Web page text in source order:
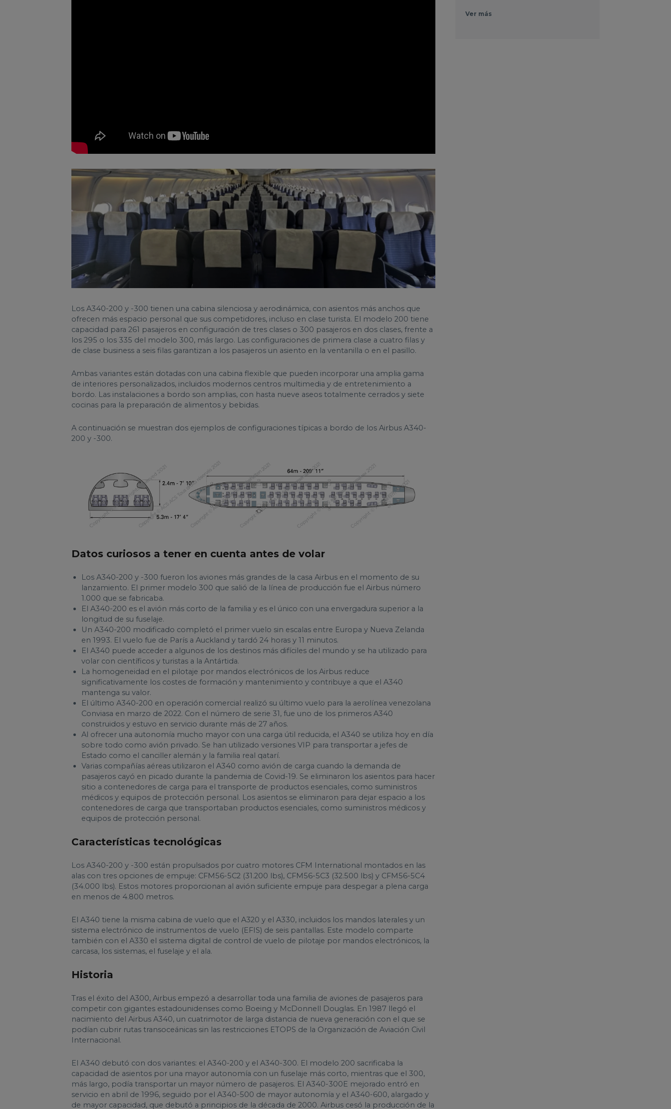
Los A340-200 y -300 tienen una cabina silenciosa y aerodinámica, con asientos más anchos que
ofrecen más espacio personal que sus competidores, incluso en clase turista. El modelo 200 tiene
capacidad para 261 pasajeros en configuración de tres clases o 300 pasajeros en dos clases, frente a
los 295 o los 335 del modelo 300, más largo. Las configuraciones de primera clase a cuatro filas y
de clase business a seis filas garantizan a los pasajeros un asiento en la ventanilla o en el pasillo.
Ambas variantes están dotadas con una cabina flexible que pueden incorporar una amplia gama
de interiores personalizados, incluidos modernos centros multimedia y de entretenimiento a
bordo. Las instalaciones a bordo son amplias, con hasta nueve aseos totalmente cerrados y siete
cocinas para la preparación de alimentos y bebidas.
A continuación se muestran dos ejemplos de configuraciones típicas a bordo de los Airbus A340-
200 y -300.
Datos curiosos a tener en cuenta antes de volar
Los A340-200 y -300 fueron los aviones más grandes de la casa Airbus en el momento de su
lanzamiento. El primer modelo 300 que salió de la línea de producción fue el Airbus número
1.000 que se fabricaba.
El A340-200 es el avión más corto de la familia y es el único con una envergadura superior a la
longitud de su fuselaje.
Un A340-200 modificado completó el primer vuelo sin escalas entre Europa y Nueva Zelanda
en 1993. El vuelo fue de París a Auckland y tardó 24 horas y 11 minutos.
El A340 puede acceder a algunos de los destinos más difíciles del mundo y se ha utilizado para
volar con científicos y turistas a la Antártida.
La homogeneidad en el pilotaje por mandos electrónicos de los Airbus reduce
significativamente los costes de formación y mantenimiento y contribuye a que el A340
mantenga su valor.
El último A340-200 en operación comercial realizó su último vuelo para la aerolínea venezolana
Conviasa en marzo de 2022. Con el número de serie 31, fue uno de los primeros A340
construidos y estuvo en servicio durante más de 27 años.
Al ofrecer una autonomía mucho mayor con una carga útil reducida, el A340 se utiliza hoy en día
sobre todo como avión privado. Se han utilizado versiones VIP para transportar a jefes de
Estado como el canciller alemán y la familia real qatarí.
Varias compañías aéreas utilizaron el A340 como avión de carga cuando la demanda de
pasajeros cayó en picado durante la pandemia de Covid-19. Se eliminaron los asientos para hacer
sitio a contenedores de carga para el transporte de productos esenciales, como suministros
médicos y equipos de protección personal. Los asientos se eliminaron para dejar espacio a los
contenedores de carga que transportaban productos esenciales, como suministros médicos y
equipos de protección personal.
Características tecnológicas
Los A340-200 y -300 están propulsados por cuatro motores CFM International montados en las
alas con tres opciones de empuje: CFM56-5C2 (31.200 lbs), CFM56-5C3 (32.500 lbs) y CFM56-5C4
(34.000 lbs). Estos motores proporcionan al avión suficiente empuje para despegar a plena carga
en menos de 4.800 metros.
El A340 tiene la misma cabina de vuelo que el A320 y el A330, incluidos los mandos laterales y un
sistema electrónico de instrumentos de vuelo (EFIS) de seis pantallas. Este modelo comparte
también con el A330 el sistema digital de control de vuelo de pilotaje por mandos electrónicos, la
carcasa, los sistemas, el fuselaje y el ala.
Historia
Tras el éxito del A300, Airbus empezó a desarrollar toda una familia de aviones de pasajeros para
competir con gigantes estadounidenses como Boeing y McDonnell Douglas. En 1987 llegó el
nacimiento del Airbus A340, un cuatrimotor de larga distancia de nueva generación con el que se
podían cubrir rutas transoceánicas sin las restricciones ETOPS de la Organización de Aviación Civil
Internacional.
El A340 debutó con dos variantes: el A340-200 y el A340-300. El modelo 200 sacrificaba la
capacidad de asientos por una mayor autonomía con un fuselaje más corto, mientras que el 300,
más largo, podía transportar un mayor número de pasajeros. El A340-300E mejorado entró en
servicio en abril de 1996, seguido por el A340-500 de mayor autonomía y el A340-600, alargado y
de mayor capacidad, que debutó a principios de la década de 2000. Airbus cesó la producción de la
Ver más